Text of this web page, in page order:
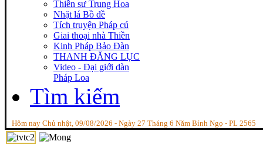
Thiền sư Trung Hoa
Nhặt lá Bồ đề
Tích truyện Pháp cú
Giai thoại nhà Thiền
Kinh Pháp Bảo Đàn
THANH ĐĂNG LỤC
Video - Đại giới dàn
Pháp Loa
Tìm kiếm
Hôm nay Chủ nhật, 09/08/2026 - Ngày 27 Tháng 6 Năm Bính Ngọ - PL 2565